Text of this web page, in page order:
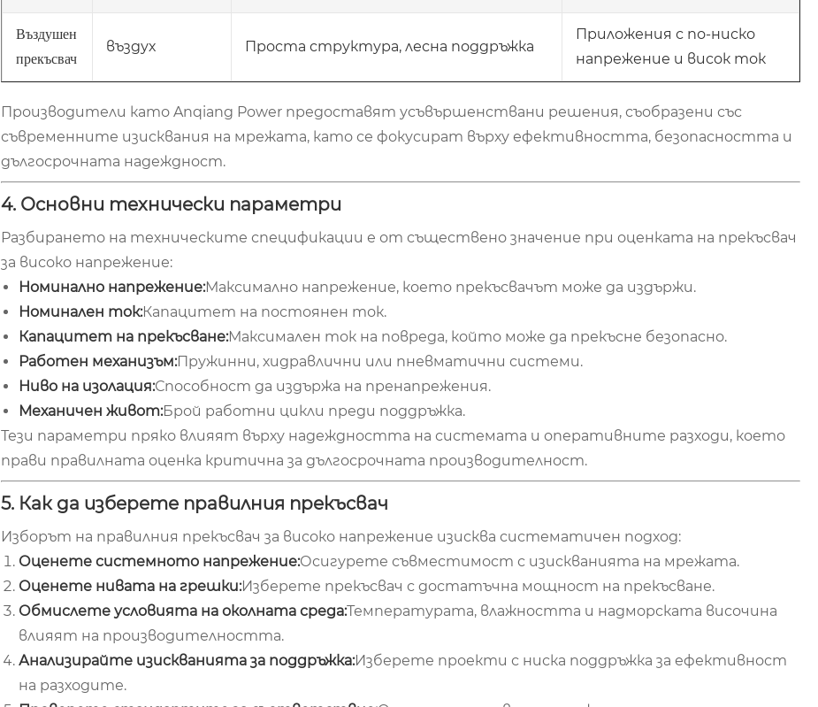
Въздушен
прекъсвач
въздух Проста структура, лесна поддръжка
Приложения с по-ниско
напрежение и висок ток
Производители като Anqiang Power предоставят усъвършенствани решения, съобразени със
съвременните изисквания на мрежата, като се фокусират върху ефективността, безопасността и
дългосрочната надеждност.
4. Основни технически параметри
Разбирането на техническите спецификации е от съществено значение при оценката на прекъсвач
за високо напрежение:
Номинално напрежение:Максимално напрежение, което прекъсвачът може да издържи.
Номинален ток:Капацитет на постоянен ток.
Капацитет на прекъсване:Максимален ток на повреда, който може да прекъсне безопасно.
Работен механизъм:Пружинни, хидравлични или пневматични системи.
Ниво на изолация:Способност да издържа на пренапрежения.
Механичен живот:Брой работни цикли преди поддръжка.
Тези параметри пряко влияят върху надеждността на системата и оперативните разходи, което
прави правилната оценка критична за дългосрочната производителност.
5. Как да изберете правилния прекъсвач
Изборът на правилния прекъсвач за високо напрежение изисква систематичен подход:
Оценете системното напрежение:Осигурете съвместимост с изискванията на мрежата.
Оценете нивата на грешки:Изберете прекъсвач с достатъчна мощност на прекъсване.
Обмислете условията на околната среда:Температурата, влажността и надморската височина
влияят на производителността.
Анализирайте изискванията за поддръжка:Изберете проекти с ниска поддръжка за ефективност
на разходите.